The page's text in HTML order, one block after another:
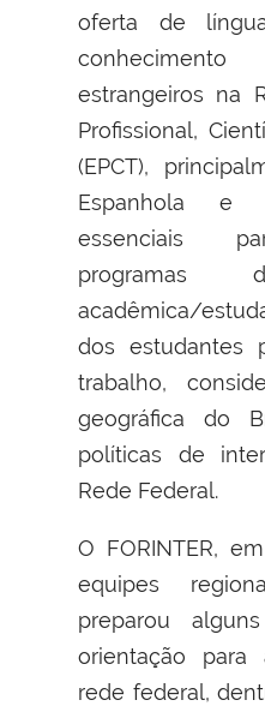
oferta de
estrangeiros na
Profissional,
(EPCT),
Espanhola e
essenciais
programas
acadêmica/
dos estudantes
trabalho,
geográfica do
políticas de
Rede Federal.
O FORINTER,
equipes
preparou
orientação para
rede federal,